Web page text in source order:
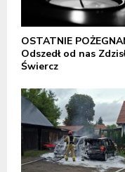
OSTATNIE
Odszedł od nas
Świercz